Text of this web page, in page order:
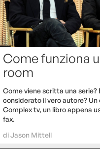
Come funziona
room
Come viene scritta una serie?
considerato il vero autore?
Complex tv, un libro appena
fax.
diJason Mittell